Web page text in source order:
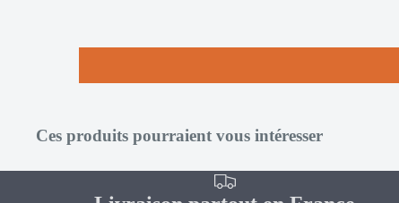
Tonneau-Fut
Ces produits pourraient vous intéresser